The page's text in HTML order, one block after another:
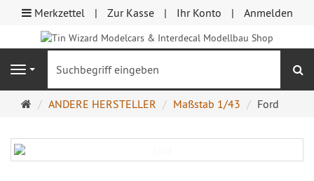
Merkzettel Zur Kasse Ihr Konto Anmelden
Navigation
Startseite
ANDERE HERSTELLER Maßstab 1/43 Ford